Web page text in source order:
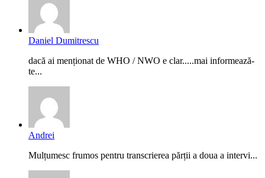
Daniel Dumitrescu
dacă ai menționat de WHO / NWO e clar.....mai informează-
te...
Andrei
Mulțumesc frumos pentru transcrierea părții a doua a intervi...